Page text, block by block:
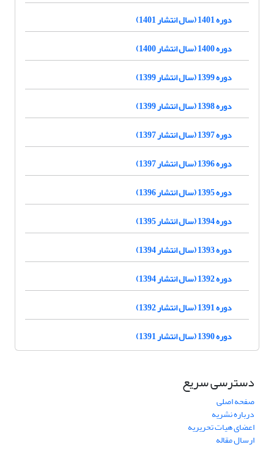
دوره 1401 (سال انتشار 1401)
دوره 1400 (سال انتشار 1400)
دوره 1399 (سال انتشار 1399)
دوره 1398 (سال انتشار 1399)
دوره 1397 (سال انتشار 1397)
دوره 1396 (سال انتشار 1397)
دوره 1395 (سال انتشار 1396)
دوره 1394 (سال انتشار 1395)
دوره 1393 (سال انتشار 1394)
دوره 1392 (سال انتشار 1394)
دوره 1391 (سال انتشار 1392)
دوره 1390 (سال انتشار 1391)
دسترسی سریع
صفحه اصلی
درباره نشریه
اعضای هیات تحریریه
ارسال مقاله